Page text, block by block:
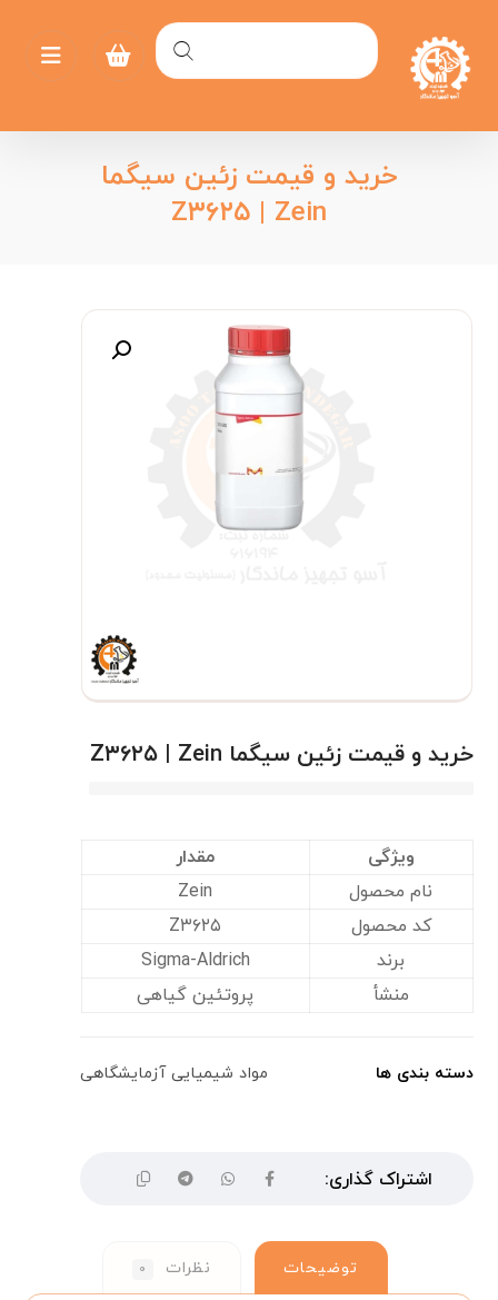
خرید و قیمت زئین سیگما
Z۳۶۲۵ | Zein
بزرگنمایی تصویر
خرید و قیمت زئین سیگما Z۳۶۲۵ | Zein
ویژگی
مقدار
نام محصول
Zein
کد محصول
Z۳۶۲۵
برند
Sigma-Aldrich
منشأ
پروتئین گیاهی
دسته بندی ها مواد شیمیایی آزمایشگاهی
توضیحات نظرات ۰